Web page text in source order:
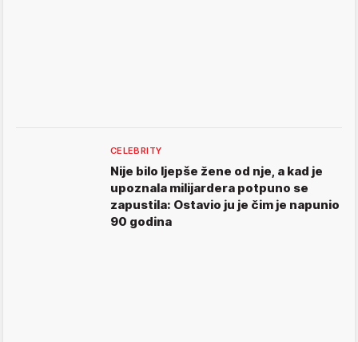
CELEBRITY
Nije bilo ljepše žene od nje, a kad je
upoznala milijardera potpuno se
zapustila: Ostavio ju je čim je napunio
90 godina